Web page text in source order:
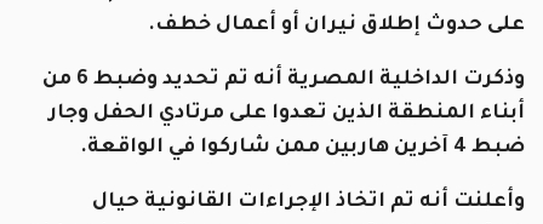
على حدوث إطلاق نيران أو أعمال خطف.
وذكرت الداخلية المصرية أنه تم تحديد وضبط 6 من
أبناء المنطقة الذين تعدوا على مرتادي الحفل وجار
ضبط 4 آخرين هاربين ممن شاركوا في الواقعة.
وأعلنت أنه تم اتخاذ الإجراءات القانونية حيال